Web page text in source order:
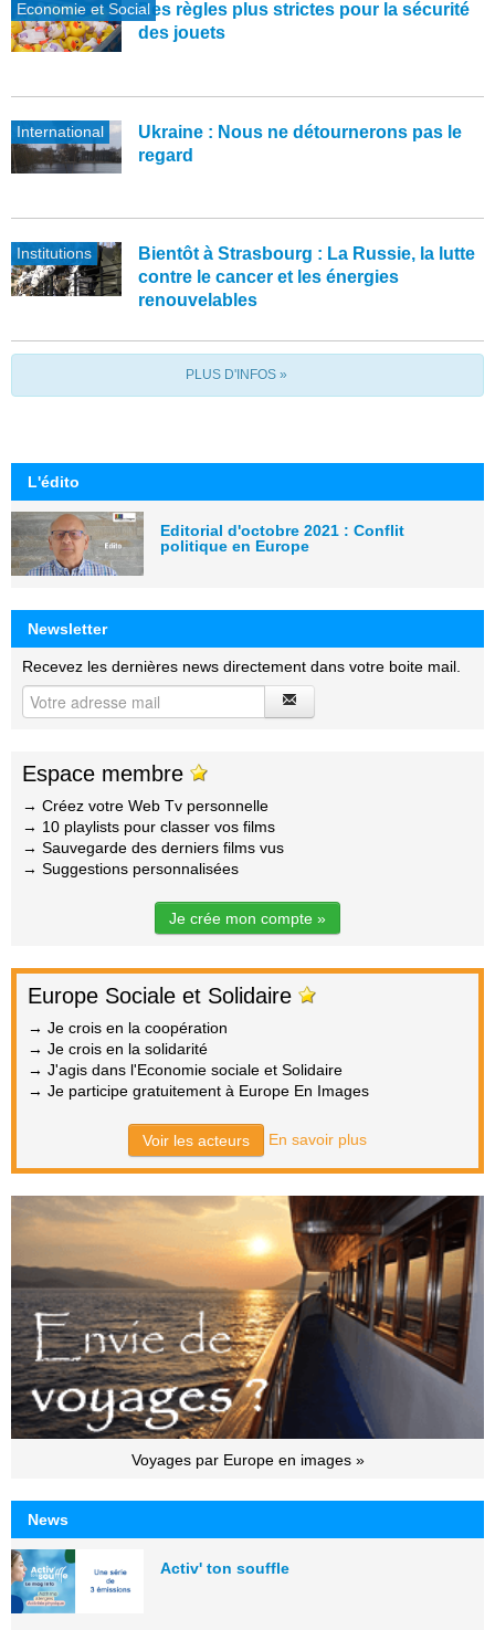
Economie et SocialDes règles plus strictes pour la sécurité
des jouets
International
Ukraine : Nous ne détournerons pas le
regard
Institutions
Bientôt à Strasbourg : La Russie, la lutte
contre le cancer et les énergies
renouvelables
PLUS D'INFOS »
L'édito
Editorial d'octobre 2021 : Conflit
politique en Europe
Newsletter
Recevez les dernières news directement dans votre boite mail.
Espace membre
→ Créez votre Web Tv personnelle
→ 10 playlists pour classer vos films
→ Sauvegarde des derniers films vus
→ Suggestions personnalisées
Je crée mon compte »
Europe Sociale et Solidaire
→ Je crois en la coopération
→ Je crois en la solidarité
→ J'agis dans l'Economie sociale et Solidaire
→ Je participe gratuitement à Europe En Images
Voir les acteurs En savoir plus
Voyages par Europe en images »
News
Activ' ton souffle